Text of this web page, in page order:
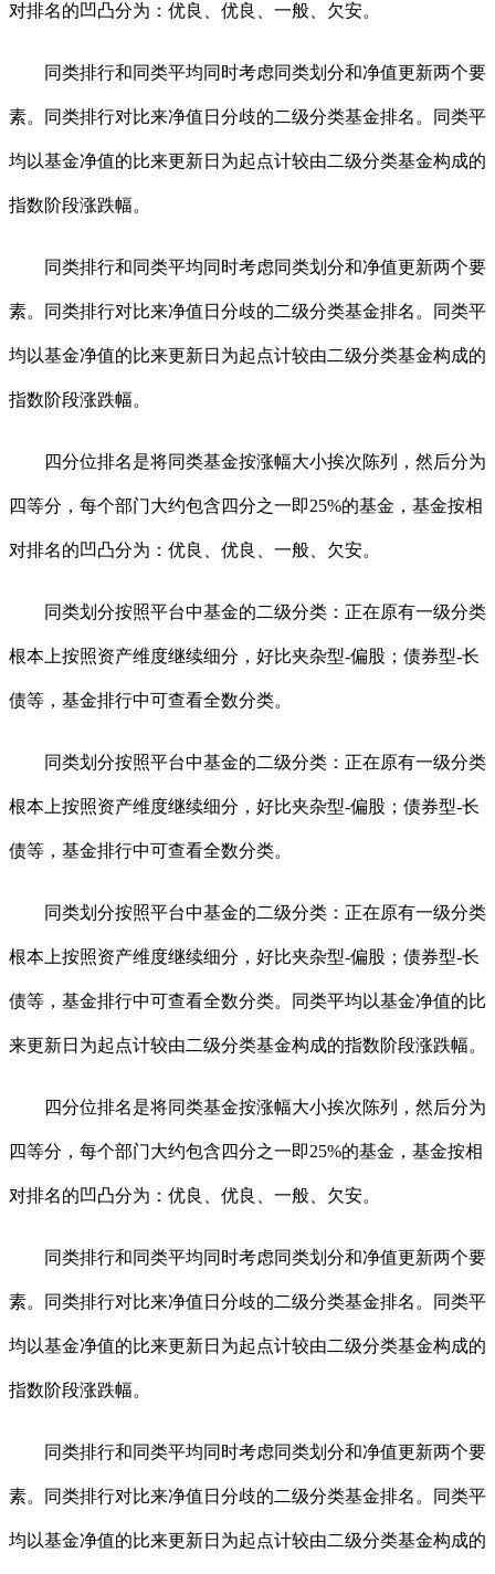
对排名的凹凸分为：优良、优良、一般、欠安。
同类排行和同类平均同时考虑同类划分和净值更新两个要
素。同类排行对比来净值日分歧的二级分类基金排名。同类平
均以基金净值的比来更新日为起点计较由二级分类基金构成的
指数阶段涨跌幅。
同类排行和同类平均同时考虑同类划分和净值更新两个要
素。同类排行对比来净值日分歧的二级分类基金排名。同类平
均以基金净值的比来更新日为起点计较由二级分类基金构成的
指数阶段涨跌幅。
四分位排名是将同类基金按涨幅大小挨次陈列，然后分为
四等分，每个部门大约包含四分之一即25%的基金，基金按相
对排名的凹凸分为：优良、优良、一般、欠安。
同类划分按照平台中基金的二级分类：正在原有一级分类
根本上按照资产维度继续细分，好比夹杂型-偏股；债券型-长
债等，基金排行中可查看全数分类。
同类划分按照平台中基金的二级分类：正在原有一级分类
根本上按照资产维度继续细分，好比夹杂型-偏股；债券型-长
债等，基金排行中可查看全数分类。
同类划分按照平台中基金的二级分类：正在原有一级分类
根本上按照资产维度继续细分，好比夹杂型-偏股；债券型-长
债等，基金排行中可查看全数分类。同类平均以基金净值的比
来更新日为起点计较由二级分类基金构成的指数阶段涨跌幅。
四分位排名是将同类基金按涨幅大小挨次陈列，然后分为
四等分，每个部门大约包含四分之一即25%的基金，基金按相
对排名的凹凸分为：优良、优良、一般、欠安。
同类排行和同类平均同时考虑同类划分和净值更新两个要
素。同类排行对比来净值日分歧的二级分类基金排名。同类平
均以基金净值的比来更新日为起点计较由二级分类基金构成的
指数阶段涨跌幅。
同类排行和同类平均同时考虑同类划分和净值更新两个要
素。同类排行对比来净值日分歧的二级分类基金排名。同类平
均以基金净值的比来更新日为起点计较由二级分类基金构成的